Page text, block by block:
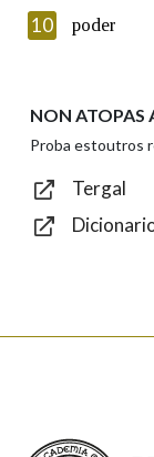
Enviar
10 poder
NON ATOPAS
Proba estoutros
Tergal
Real Academia